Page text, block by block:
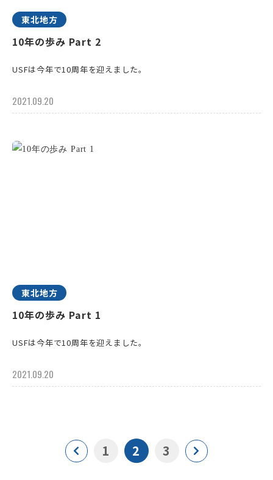
東北地方
10年の歩み Part 2
USFは今年で10周年を迎えました。
2021.09.20
東北地方
10年の歩み Part 1
USFは今年で10周年を迎えました。
2021.09.20
1 2 3